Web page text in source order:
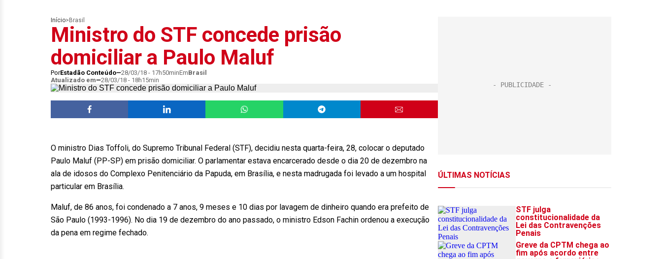
Início> Brasil
Ministro do STF concede prisão
domiciliar a Paulo Maluf
PorEstadão Conteúdo 28/03/18 - 17h50minEmBrasil
Atualizado em
28/03/18 - 18h15min
O ministro Dias Toffoli, do Supremo Tribunal Federal (STF), decidiu nesta quarta-feira, 28, colocar o deputado
Paulo Maluf (PP-SP) em prisão domiciliar. O parlamentar estava encarcerado desde o dia 20 de dezembro na
ala de idosos do Complexo Penitenciário da Papuda, em Brasília, e nesta madrugada foi levado a um hospital
particular em Brasília.
Maluf, de 86 anos, foi condenado a 7 anos, 9 meses e 10 dias por lavagem de dinheiro quando era prefeito de
São Paulo (1993-1996). No dia 19 de dezembro do ano passado, o ministro Edson Fachin ordenou a execução
da pena em regime fechado.